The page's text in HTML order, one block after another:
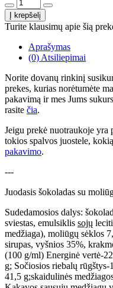
Turite klausimų apie šią
Aprašymas
(0) Atsiliepimai
Norite dovanų rinkinį
prekes, kurias norėtumėte
pakavimą ir mes Jums
rasite čia.
Jeigu prekė nuotraukoje yra
tokios spalvos juostele,
pakavimo.
---
Juodasis šokoladas su
Sudedamosios dalys:
sviestas, emulsiklis sojų
medžiaga), moliūgų sėklos
sirupas, vyšnios 35%,
(100 g/ml) Energinė vertė-
g; Sočiosios riebalų
41,5 g;skaidulinės